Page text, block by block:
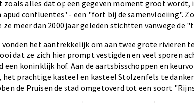
zoals alles dat op een gegeven moment groot
apud confluentes" - een "fort bij de samenvloeiing".
meer dan 2000 jaar geleden stichtten vanwege de
vonden het aantrekkelijk om aan twee grote rivieren
dat ze zich hier prompt vestigden en veel sporen
een koninklijk hof. Aan de aartsbisschoppen en
het prachtige kasteel en kasteel Stolzenfels te
de Pruisen de stad omgetoverd tot een soort